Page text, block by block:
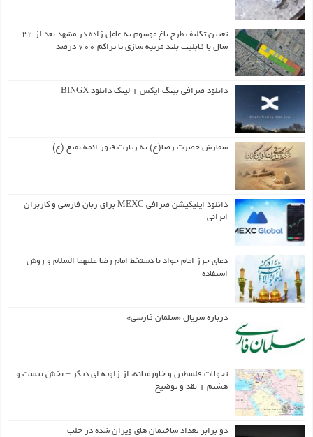
تعیین تکلیف طرح باغ موسوم به عامل زاده در مشهد بعد از ۲۲
سال با قابلیت بلند مرتبه سازی تا تراکم ۶۰۰ درصد
دانلود صرافی بینگ ایکس + لینک دانلود BINGX
سفارش حضرت رضا(ع) به زیارت قبور ائمه بقیع (ع)
دانلود اپلیکیشن صرافی MEXC برای زبان فارسی و کاربران
ایرانی
دعای حرز امام جواد با دستخط امام رضا علیهما السلام و روش
استفاده
درباره سریال «سلمان فارسی»
تحولات فلسطین و خاورمیانه، از زاویه ای دیگر – بخش بیست و
هشتم + نقد و توضیح
دو برابر تعداد ساختمان های ویران شده در حلب